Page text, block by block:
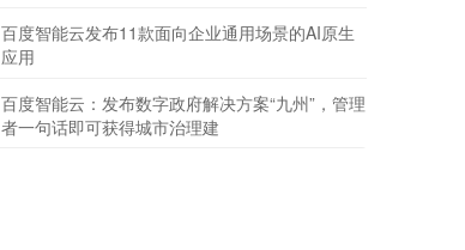
百度智能云发布11款面向企业通用场景的AI原生
应用
百度智能云：发布数字政府解决方案“九州”，管理
者一句话即可获得城市治理建